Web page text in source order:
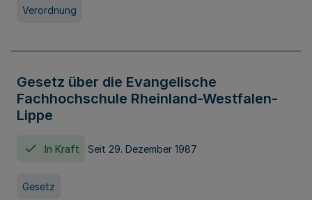
Verordnung
Gesetz über die Evangelische
Fachhochschule Rheinland-Westfalen-
Lippe
In Kraft Seit 29. Dezember 1987
Gesetz